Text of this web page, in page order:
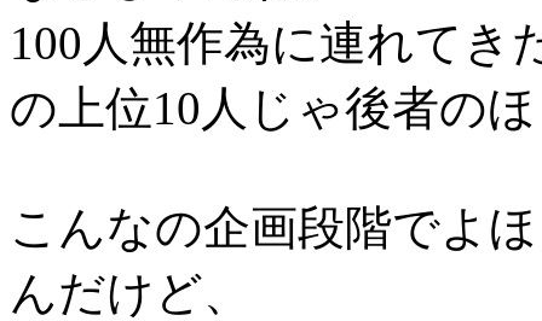
100人無作為に連れてき
の上位10人じゃ後者の
こんなの企画段階でよ
んだけど、